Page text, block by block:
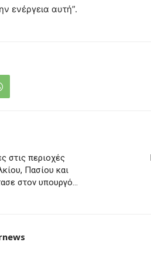
ενέργεια αυτή”.
στις περιοχές
Πασίου και
στον υπουργό…